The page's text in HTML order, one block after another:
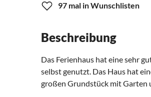
97 mal in Wunschlisten
Beschreibung
Das Ferienhaus hat eine sehr
selbst genutzt. Das Haus hat
großen Grundstück mit Garten